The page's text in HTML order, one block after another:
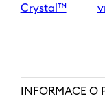
Crystal™
INFORMACE O